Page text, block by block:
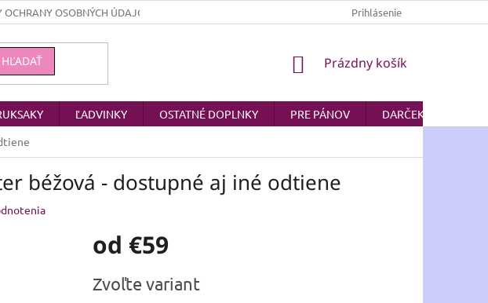
OCHRANY OSOBNÝCH ÚDAJOV Prihlásenie
HĽADAŤ
NÁKUPNÝ
Prázdny košík
ĽADVINKY OSTATNÉ DOPLNKY PRE PÁNOV
DARČEKOVÉ
béžová - dostupné aj iné odtiene
od €59
cena:
Zvoľte variant